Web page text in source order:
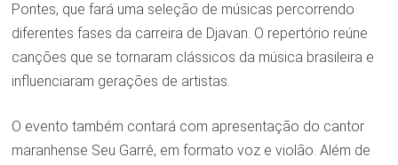
Pontes, que fará uma seleção de músicas percorrendo
diferentes fases da carreira de Djavan. O repertório reúne
canções que se tornaram clássicos da música brasileira e
influenciaram gerações de artistas.
O evento também contará com apresentação do cantor
maranhense Seu Garrê, em formato voz e violão. Além de